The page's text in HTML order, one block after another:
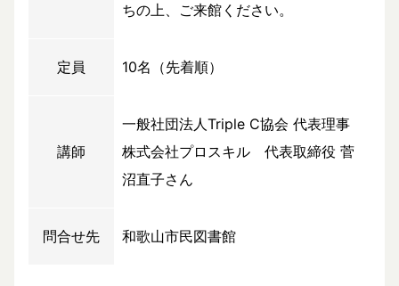
ちの上、ご来館ください。
定員 10名（先着順）
講師
一般社団法人Triple C協会 代表理事
株式会社プロスキル 代表取締役 菅
沼直子さん
問合せ先 和歌山市民図書館